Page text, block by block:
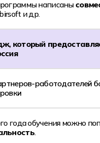
написаны
и др.
который
работодателей
года обучения можно
.